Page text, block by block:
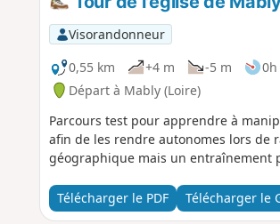
Visorandonneur
0,55 km
+4 m -5 m 0h
Départ à Mably (Loire)
Parcours test pour apprendre à
afin de les rendre autonomes lors de
géographique mais un entraînement
Télécharger le PDF Télécharger le